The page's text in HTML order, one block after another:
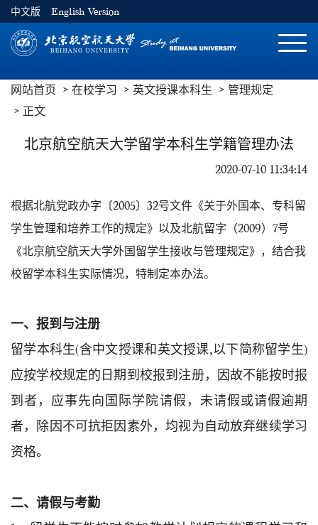
中文版 English Version
切
网站首页 在校学习 英文授课本科生
管理规定
正文
北京航空航天大学留学本科生学籍管理办法
2020-07-10 11:34:14
根据北航党政办字〔2005〕32号文件《关于外国本、专科留
学生管理和培养工作的规定》以及北航留字（2009）7号
《北京航空航天大学外国留学生接收与管理规定》，结合我
校留学本科生实际情况，特制定本办法。
一、报到与注册
留学本科生(含中文授课和英文授课,以下简称留学生)
应按学校规定的日期到校报到注册，因故不能按时报
到者，应事先向国际学院请假，未请假或请假逾期
者，除因不可抗拒因素外，均视为自动放弃继续学习
资格。
二、请假与考勤